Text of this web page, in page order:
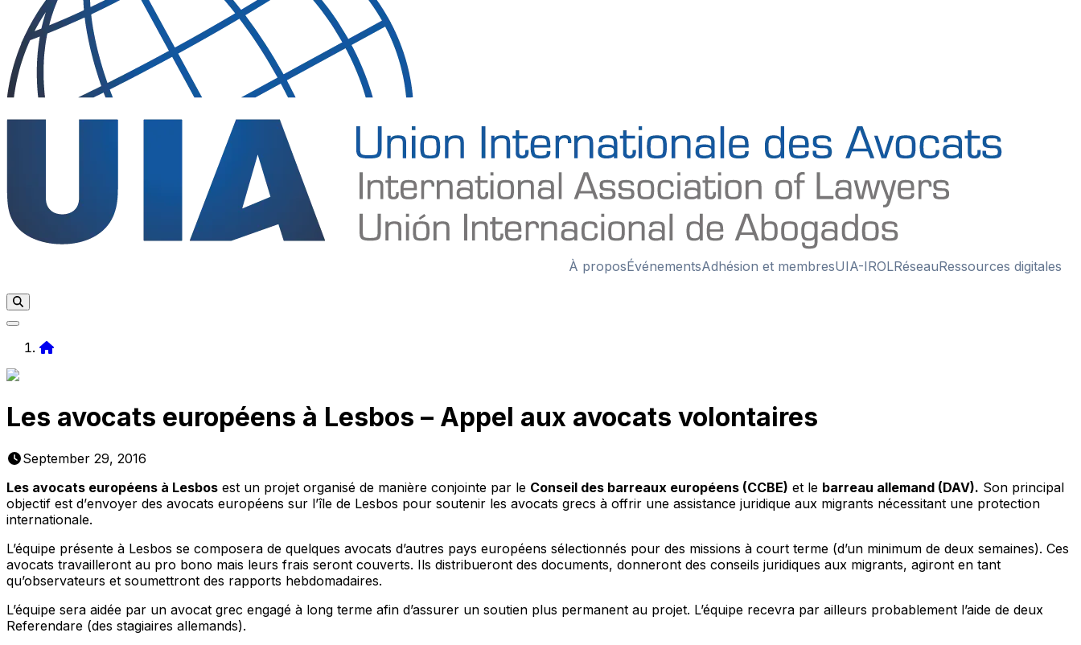
À proposÉvénementsAdhésion et membresUIA-IROLRéseauRessources digitales
Les avocats européens à Lesbos – Appel aux avocats volontaires
September 29, 2016
Les avocats européens à Lesbos est un projet organisé de manière conjointe par le Conseil des barreaux européens (CCBE) et le barreau allemand (DAV). Son principal
objectif est d’envoyer des avocats européens sur l’île de Lesbos pour soutenir les avocats grecs à offrir une assistance juridique aux migrants nécessitant une protection
internationale.
L’équipe présente à Lesbos se composera de quelques avocats d’autres pays européens sélectionnés pour des missions à court terme (d’un minimum de deux semaines). Ces
avocats travailleront au pro bono mais leurs frais seront couverts. Ils distribueront des documents, donneront des conseils juridiques aux migrants, agiront en tant
qu’observateurs et soumettront des rapports hebdomadaires.
L’équipe sera aidée par un avocat grec engagé à long terme afin d’assurer un soutien plus permanent au projet. L’équipe recevra par ailleurs probablement l’aide de deux
Referendare (des stagiaires allemands).